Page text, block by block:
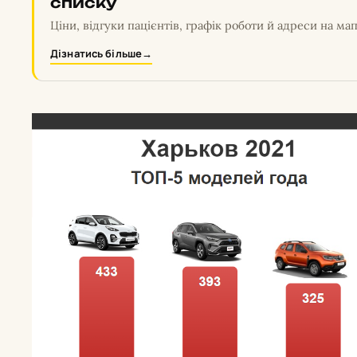
Ціни, відгуки пацієнтів, графік роботи й адреси на
Дізнатись більше→